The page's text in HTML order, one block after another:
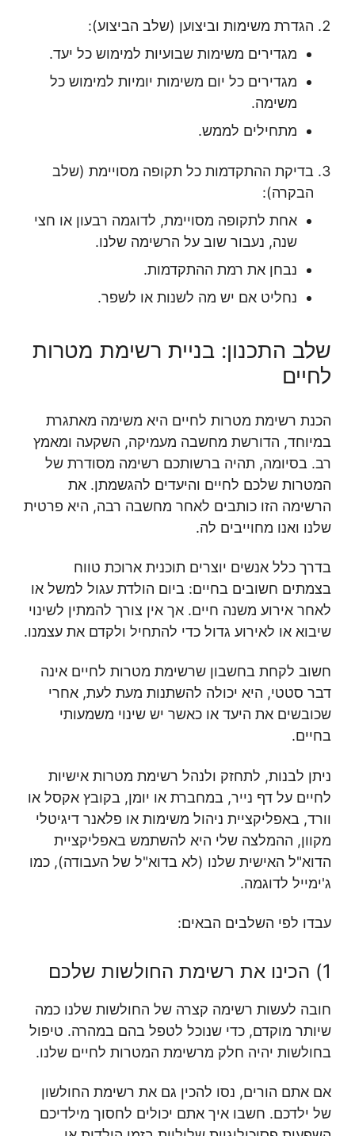
הגדרת משימות וביצוען (שלב הביצוע):
מגדירים משימות שבועיות למימוש כל יעד.
מגדירים כל יום משימות יומיות למימוש כל
משימה.
מתחילים לממש.
בדיקת ההתקדמות כל תקופה מסויימת (שלב
הבקרה):
אחת לתקופה מסויימת, לדוגמה רבעון או חצי
שנה, נעבור שוב על הרשימה שלנו.
נבחן את רמת ההתקדמות.
נחליט אם יש מה לשנות או לשפר.
שלב התכנון: בניית רשימת מטרות
לחיים
הכנת רשימת מטרות לחיים היא משימה מאתגרת
במיוחד, הדורשת מחשבה מעמיקה, השקעה ומאמץ
רב. בסיומה, תהיה ברשותכם רשימה מסודרת של
המטרות שלכם לחיים והיעדים להגשמתן. את
הרשימה הזו כותבים לאחר מחשבה רבה, היא פרטית
שלנו ואנו מחוייבים לה.
בדרך כלל אנשים יוצרים תוכנית ארוכת טווח
בצמתים חשובים בחיים: ביום הולדת עגול למשל או
לאחר אירוע משנה חיים. אך אין צורך להמתין לשינוי
שיבוא או לאירוע גדול כדי להתחיל ולקדם את עצמנו.
חשוב לקחת בחשבון שרשימת מטרות לחיים אינה
דבר סטטי, היא יכולה להשתנות מעת לעת, אחרי
שכובשים את היעד או כאשר יש שינוי משמעותי
בחיים.
ניתן לבנות, לתחזק ולנהל רשימת מטרות אישיות
לחיים על דף נייר, במחברת או יומן, בקובץ אקסל או
וורד, באפליקציית ניהול משימות או פלאנר דיגיטלי
מקוון, ההמלצה שלי היא להשתמש באפליקציית
הדוא"ל האישית שלנו (לא בדוא"ל של העבודה), כמו
ג'ימייל לדוגמה.
עבדו לפי השלבים הבאים:
1) הכינו את רשימת החולשות שלכם
חובה לעשות רשימה קצרה של החולשות שלנו כמה
שיותר מוקדם, כדי שנוכל לטפל בהם במהרה. טיפול
בחולשות יהיה חלק מרשימת המטרות לחיים שלנו.
אם אתם הורים, נסו להכין גם את רשימת החולשון
של ילדכם. חשבו איך אתם יכולים לחסוך מילדיכם